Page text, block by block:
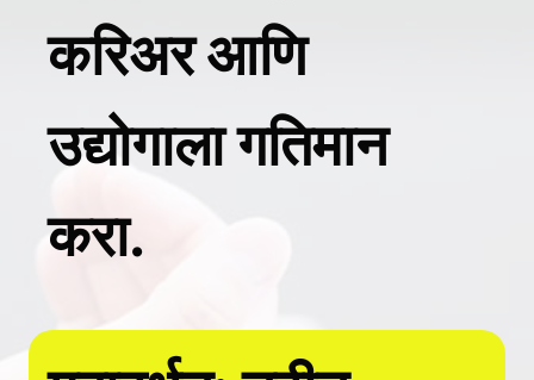
करिअर आणि
उद्योगाला गतिमान
करा.